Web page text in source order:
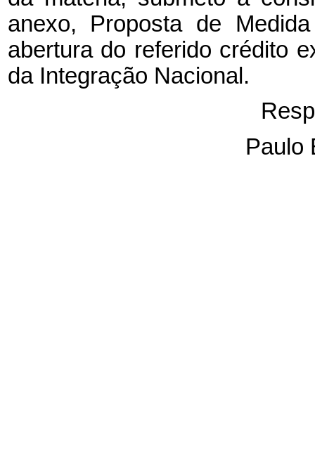
anexo, Proposta de
abertura do referido crédito
da Integração Nacional.
Paulo